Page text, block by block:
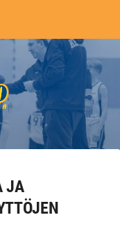
80 ry
JA